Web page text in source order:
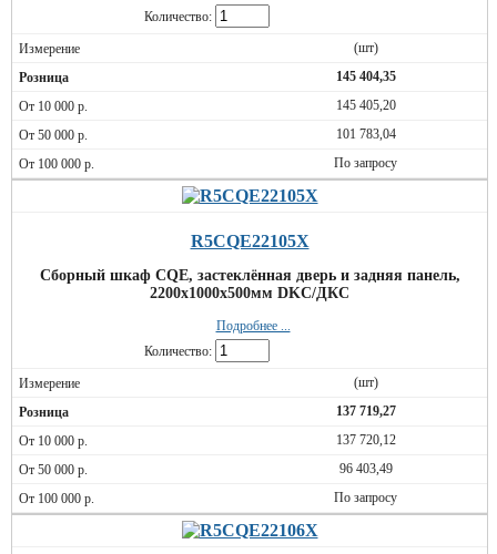
Количество:
(шт)
145 404,35
145 405,20
101 783,04
По запросу
R5CQE22105X
Сборный шкаф CQE, застеклённая дверь и задняя панель,
2200x1000x500мм DKC/ДКС
Подробнее ...
Количество:
(шт)
137 719,27
137 720,12
96 403,49
По запросу